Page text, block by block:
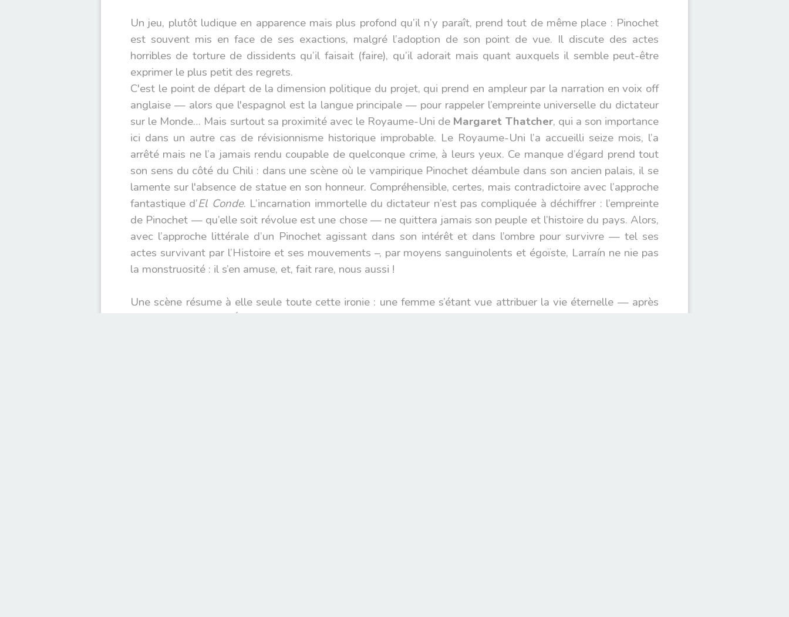
Un jeu, plutôt ludique en apparence mais plus profond qu’il n’y paraît, prend tout de même place : Pinochet
est souvent mis en face de ses exactions, malgré l’adoption de son point de vue. Il discute des actes
horribles de torture de dissidents qu’il faisait (faire), qu’il adorait mais quant auxquels il semble peut-être
exprimer le plus petit des regrets.
C'est le point de départ de la dimension politique du projet, qui prend en ampleur par la narration en voix off
anglaise — alors que l'espagnol est la langue principale — pour rappeler l’empreinte universelle du dictateur
sur le Monde… Mais surtout sa proximité avec le Royaume-Uni de Margaret Thatcher, qui a son importance
ici dans un autre cas de révisionnisme historique improbable. Le Royaume-Uni l’a accueilli seize mois, l’a
arrêté mais ne l’a jamais rendu coupable de quelconque crime, à leurs yeux. Ce manque d’égard prend tout
son sens du côté du Chili : dans une scène où le vampirique Pinochet déambule dans son ancien palais, il se
lamente sur l'absence de statue en son honneur. Compréhensible, certes, mais contradictoire avec l’approche
fantastique d’El Conde. L’incarnation immortelle du dictateur n’est pas compliquée à déchiffrer : l’empreinte
de Pinochet — qu’elle soit révolue est une chose — ne quittera jamais son peuple et l’histoire du pays. Alors,
avec l’approche littérale d’un Pinochet agissant dans son intérêt et dans l’ombre pour survivre — tel ses
actes survivant par l’Histoire et ses mouvements –, par moyens sanguinolents et égoïste, Larraín ne nie pas
la monstruosité : il s’en amuse, et, fait rare, nous aussi !
Une scène résume à elle seule toute cette ironie : une femme s’étant vue attribuer la vie éternelle — après
avoir dédié sa vie à l’Église — est légère, flotte et découvre les joies de toucher ciel et terre pour la première